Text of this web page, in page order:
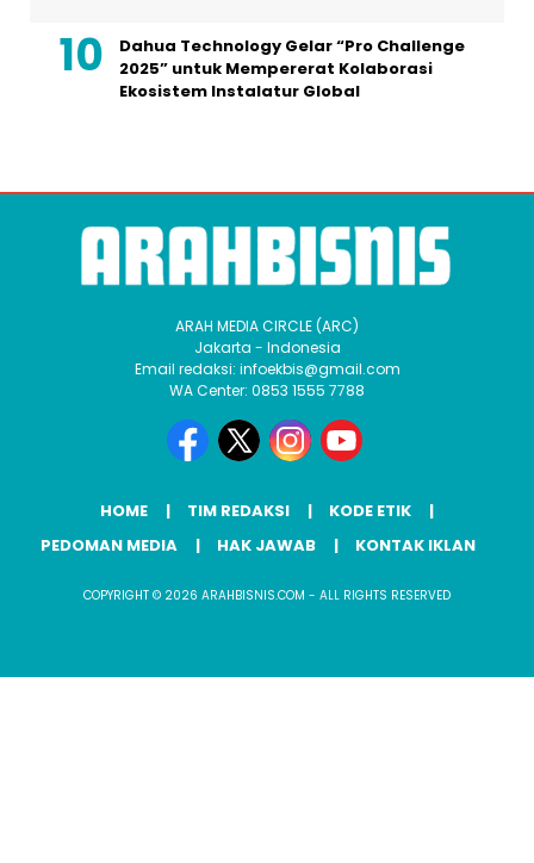
Dahua Technology Gelar “Pro Challenge
2025” untuk Mempererat Kolaborasi
Ekosistem Instalatur Global
ARAH MEDIA CIRCLE (ARC)
Jakarta - Indonesia
Email redaksi: infoekbis@gmail.com
WA Center: 0853 1555 7788
HOME TIM REDAKSI
KODE ETIK
PEDOMAN MEDIA
HAK JAWAB KONTAK IKLAN
COPYRIGHT © 2026 ARAHBISNIS.COM - ALL RIGHTS RESERVED